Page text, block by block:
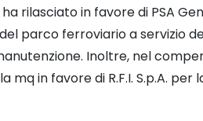
rilasciato in favore di PSA
parco ferroviario a servizio
Inoltre, nel
mq in favore di R.F.I. S.p.A.